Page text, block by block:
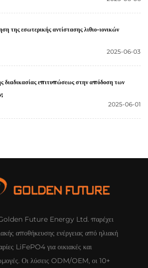
της εσωτερικής αντίστασης λιθιο-ιονικών
2025-06-03
διαδικασίας επιτυπώσεως στην απόδοση των
2025-06-01
Future Energy Ltd. παρέχει
αποθήκευσης ενέργειας από ηλιακή
LiFePO4 για οικιακές και
Οι λύσεις ODM/OEM, οι 10+